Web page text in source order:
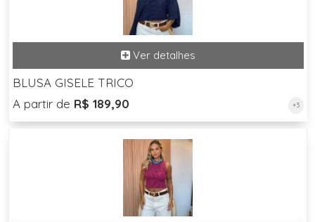
BLUSA GISELE TRICO
A partir de R$ 189,90 +3